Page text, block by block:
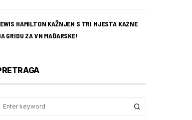
HAMILTON KAŽNJEN S TRI MJESTA KAZNE
GRIDU ZA VN MAĐARSKE!